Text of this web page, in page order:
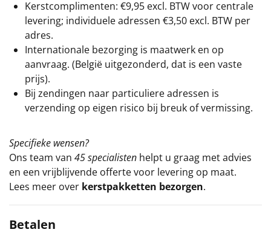
Kerstcomplimenten: €9,95 excl. BTW voor centrale
levering; individuele adressen €3,50 excl. BTW per
adres.
Internationale bezorging is maatwerk en op
aanvraag. (België uitgezonderd, dat is een vaste
prijs).
Bij zendingen naar particuliere adressen is
verzending op eigen risico bij breuk of vermissing.
Specifieke wensen?
Ons team van 45 specialisten helpt u graag met advies
en een vrijblijvende offerte voor levering op maat.
Lees meer over kerstpakketten bezorgen.
Betalen